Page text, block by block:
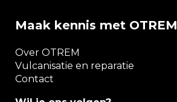
Maak kennis met OTREM
Over OTREM
Vulcanisatie en reparatie
Contact